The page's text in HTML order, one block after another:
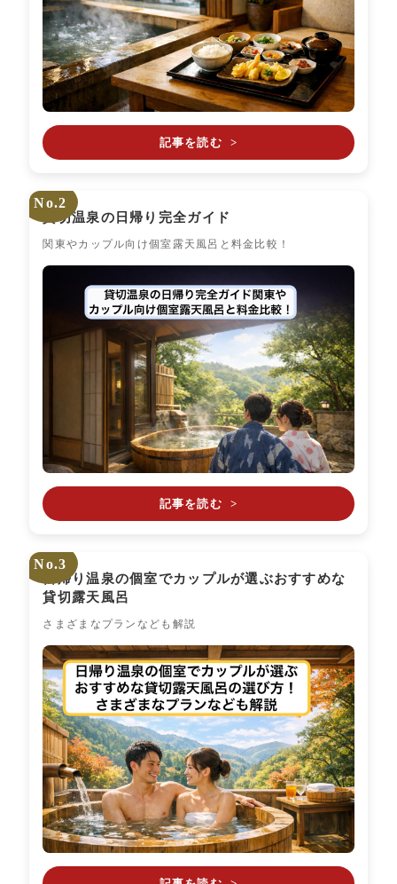
記事を読む >
No.2
貸切温泉の日帰り完全ガイド
関東やカップル向け個室露天風呂と料金比較！
記事を読む >
No.3
日帰り温泉の個室でカップルが選ぶおすすめな
貸切露天風呂
さまざまなプランなども解説